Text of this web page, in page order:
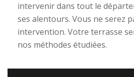
intervenir dans tout le
ses alentours. Vous ne serez
intervention. Votre terrasse
nos méthodes étudiées.